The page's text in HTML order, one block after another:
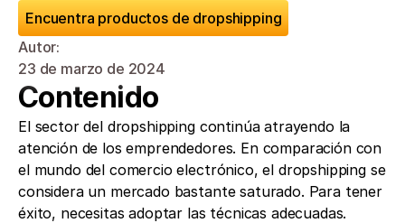
Encuentra productos de dropshipping
Autor:
23 de marzo de 2024
Contenido
El sector del dropshipping continúa atrayendo la
atención de los emprendedores. En comparación con
el mundo del comercio electrónico, el dropshipping se
considera un mercado bastante saturado. Para tener
éxito, necesitas adoptar las técnicas adecuadas.